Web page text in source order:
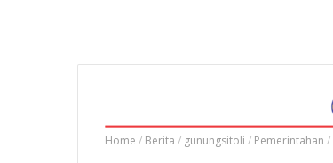
Home / Berita / gunungsitoli / Pemerintahan /